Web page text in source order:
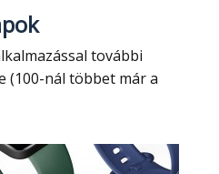
nál többet már a